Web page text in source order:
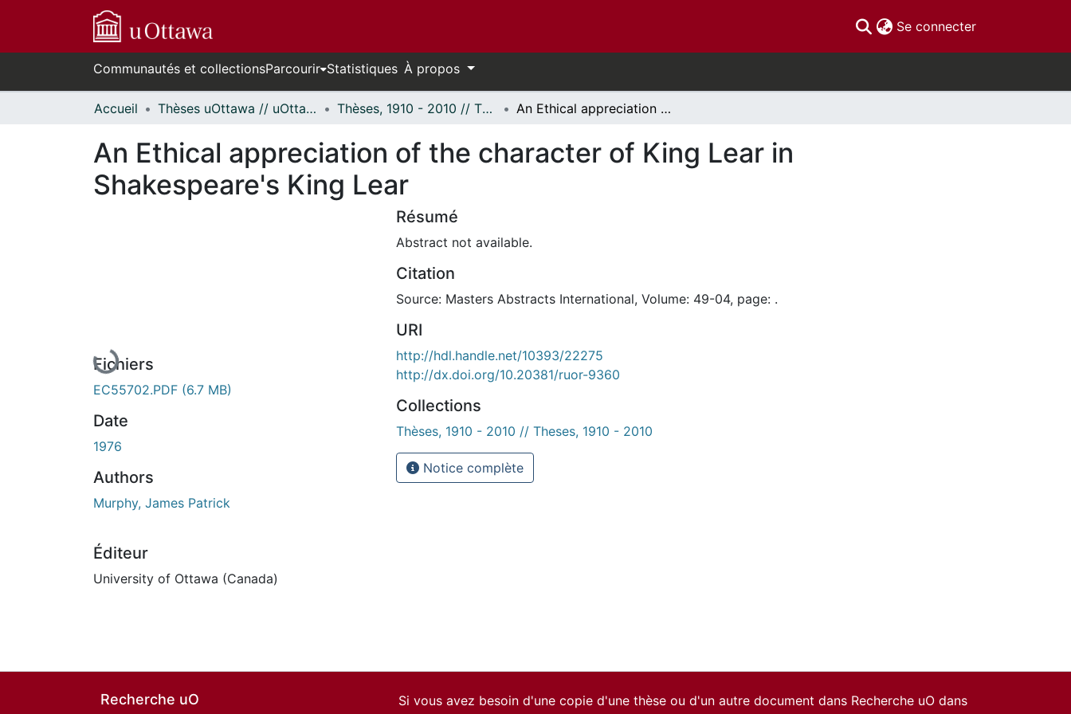
Se connecter(current)
Communautés et collectionsParcourir Statistiques À propos
Accueil Thèses uOttawa // uOttawa Theses Thèses, 1910 - 2010 // Theses, 1910 - 2010 An Ethical appreciation of the character of King Lear in Shakespeare's King Lear
An Ethical appreciation of the character of King Lear in
Shakespeare's King Lear
En cours de chargement...
Fichiers
EC55702.PDF (6.7 MB)
Date
1976
Authors
Murphy, James Patrick
Éditeur
University of Ottawa (Canada)
Résumé
Abstract not available.
Citation
Source: Masters Abstracts International, Volume: 49-04, page: .
URI
http://hdl.handle.net/10393/22275
http://dx.doi.org/10.20381/ruor-9360
Collections
Thèses, 1910 - 2010 // Theses, 1910 - 2010
Notice complète
Recherche uO
Si vous avez besoin d'une copie d'une thèse ou d'un autre document dans Recherche uO dans